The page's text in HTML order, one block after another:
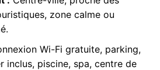
zone calme ou
Wi-Fi gratuite, parking,
inclus, piscine, spa, centre de